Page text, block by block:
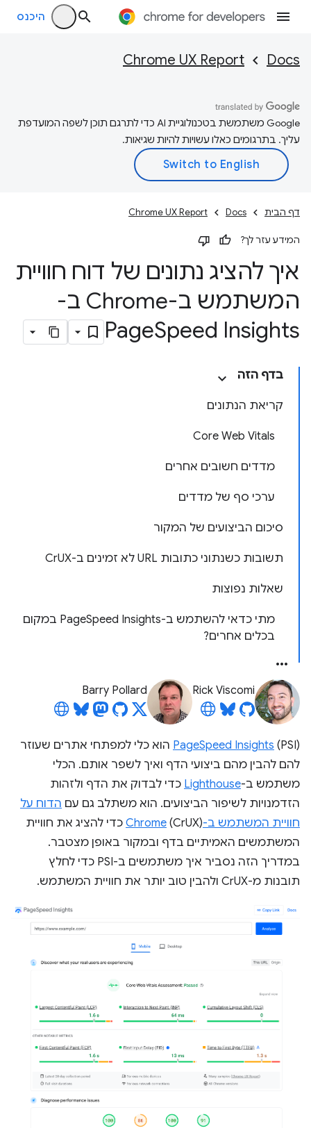
היכנס
Docs
Chrome UX Report
‫Google משתמשת בטכנולוגיית AI כדי לתרגם תוכן לשפה המועדפת
עליך. בתרגומים כאלו עשויות להיות שגיאות.
דף הבית Docs
Chrome UX Report
המידע עזר לך?
איך להציג נתונים של דוח חוויית
המשתמש ב-Chrome ב-
PageSpeed Insights
בדף הזה
קריאת הנתונים
Core Web Vitals
מדדים חשובים אחרים
ערכי סף של מדדים
סיכום הביצועים של המקור
תשובות כשנתוני כתובות URL לא זמינים ב-CrUX
שאלות נפוצות
מתי כדאי להשתמש ב-PageSpeed Insights במקום
בכלים אחרים?
Rick Viscomi
Barry Pollard
PageSpeed Insights (PSI) הוא כלי למפתחי אתרים שעוזר
להם להבין מהם ביצועי הדף ואיך לשפר אותם. הכלי
משתמש ב-Lighthouse כדי לבדוק את הדף ולזהות
הזדמנויות לשיפור הביצועים. הוא משתלב גם עם הדוח על
חוויית המשתמש ב-Chrome
(CrUX) כדי להציג את חוויית
המשתמשים האמיתיים בדף ובמקור באופן מצטבר.
במדריך הזה נסביר איך משתמשים ב-PSI כדי לחלץ
תובנות מ-CrUX ולהבין טוב יותר את חוויית המשתמש.